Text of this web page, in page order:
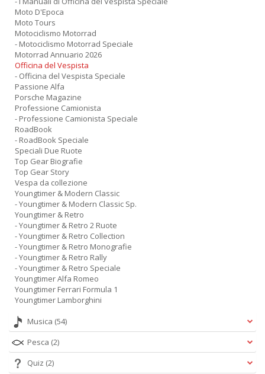
Moto D'Epoca
Moto Tours
Motociclismo Motorrad
- Motociclismo Motorrad Speciale
Motorrad Annuario 2026
Officina del Vespista
- Officina del Vespista Speciale
Passione Alfa
Porsche Magazine
Professione Camionista
- Professione Camionista Speciale
RoadBook
- RoadBook Speciale
Speciali Due Ruote
Top Gear Biografie
Top Gear Story
Vespa da collezione
Youngtimer & Modern Classic
- Youngtimer & Modern Classic Sp.
Youngtimer & Retro
- Youngtimer & Retro 2 Ruote
- Youngtimer & Retro Collection
- Youngtimer & Retro Monografie
- Youngtimer & Retro Rally
- Youngtimer & Retro Speciale
Youngtimer Alfa Romeo
Youngtimer Ferrari Formula 1
Youngtimer Lamborghini
Musica (54)
Pesca (2)
Quiz (2)